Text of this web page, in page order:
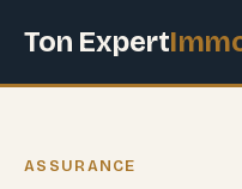
Ton Expert
ASSURANCE